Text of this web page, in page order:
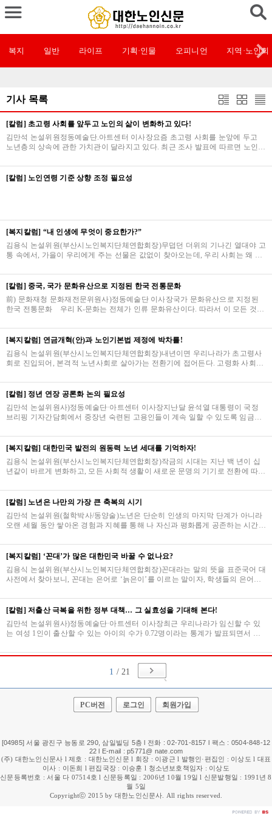
복지 일반 라이프 기획·인물 오피니언 지역·노인회
기사 목록
[칼럼] 초고령 사회를 앞두고 노인의 삶이 변화하고 있다!
김만석 논설위원정동예술단.아트센터 이사장요즘 초고령 사회를 눈앞에 두고
노년층의 상속에 관한 가치관이 달라지고 있다. 최근 조사 발표에 따르면 노인들
[칼럼] 노인연령 기준 상향 조정 필요성
[복지칼럼] “내 인생에 무엇이 중요한가?”
김용식 논설위원(부산시노인복지단체연합회장)무덥던 더위의 기나긴 열대야 고
통 속에서, 가을이 우리에게 주는 선물은 값없이 찾아오는데, 우리 사회는 왜 이
[칼럼] 중국, 국가 문화유산으로 지정된 한국 전통문화
前) 문화재청 문화재전문위원사)정동예술단 이사장국가 문화유산으로 지정된
한국 전통문화 우리 K-문화는 전체가 인류 문화유산이다. 따라서 이 모든 것을
[복지칼럼] 연금개혁(안)과 노인기본법 제정에 박차를!
김용식 논설위원(부산시노인복지단체연합회장)내년이면 우리나라가 초고령사
회로 진입되어, 본격적 노년사회로 살아가는 전환기에 접어든다. 고령화 사회
[칼럼] 정년 연장 공론화 논의 필요성
김만석 논설위원사)정동예술단·아트센터 이사장지난달 윤석열 대통령이 국정
브리핑 기자간담회에서 중장년 숙련된 고용인들이 계속 일할 수 있도록 임금체
[복지칼럼] 대한민국 발전의 원동력 노년 세대를 기억하자!
김용식 논설위원(부산시노인복지단체연합회장)작금의 시대는 지난 백 년이 십
년같이 바르게 변화하고, 모든 사회적 생활이 새로운 문명의 기기로 전환에 따른
[칼럼] 노년은 나만의 가장 큰 축복의 시기
김만석 논설위원(철학박사/동양술)노년은 단순히 인생의 마지막 단계가 아니라
오랜 세월 동안 쌓아온 경험과 지혜를 통해 나 자신과 평화롭게 공존하는 시간이
[복지칼럼] ‘꼰대’가 많은 대한민국 바꿀 수 없나요?
김용식 논설위원(부산시노인복지단체연합회장)꼰대라는 말의 뜻을 표준국어 대
사전에서 찾아보니, 꼰대는 은어로 ‘늙은이’를 이르는 말이자, 학생들의 은어로
[칼럼] 저출산 극복을 위한 정부 대책… 그 실효성을 기대해 본다!
김만석 논설위원사)정동예술단·아트센터 이사장최근 우리나라가 임신할 수 있
는 여성 1인이 출산할 수 있는 아이의 수가 0.72명이라는 통계가 발표되면서 충
1 / 21
PC버전 로그인 회원가입
[04985] 서울 광진구 능동로 290, 삼일빌딩 5층 l 전화 : 02-701-8157 l 팩스 : 0504-848-12
22 l E-mail : p5771@ nate.com
(주) 대한노인신문사 l 제호 : 대한노인신문 l 회장 : 이광근 l 발행인·편집인 : 이상도 l 대표
이사 : 이돈희 l 편집국장 : 이승훈 l 청소년보호책임자 : 이상도
신문등록번호 : 서울 다 07514호 l 신문등록일 : 2006년 10월 19일 l 신문발행일 : 1991년 8
월 5일
Copyrightⓒ 2015 by 대한노인신문사. All rights reserved.